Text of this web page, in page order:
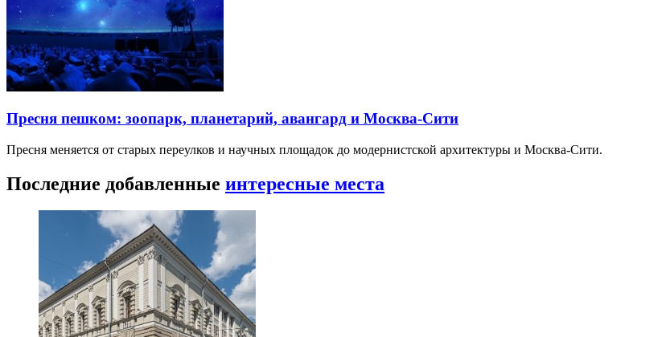
Пресня пешком: зоопарк, планетарий, авангард и Москва-Сити
Пресня меняется от старых переулков и научных площадок до модернистской архитектуры и Москва-Сити.
Последние добавленные интересные места